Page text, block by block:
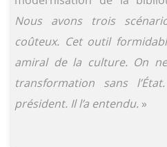
Nous avons trois
coûteux. Cet outil
amiral de la culture. On
transformation sans
président. Il l’a entendu. »